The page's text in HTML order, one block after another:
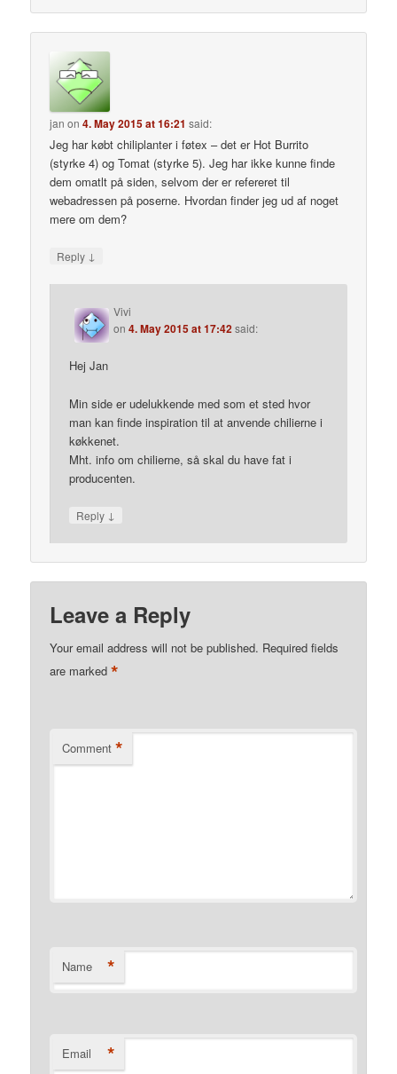
jan on4. May 2015 at 16:21 said:
Jeg har købt chiliplanter i føtex – det er Hot Burrito
(styrke 4) og Tomat (styrke 5). Jeg har ikke kunne finde
dem omatlt på siden, selvom der er refereret til
webadressen på poserne. Hvordan finder jeg ud af noget
mere om dem?
Reply ↓
Vivi
on4. May 2015 at 17:42said:
Hej Jan
Min side er udelukkende med som et sted hvor
man kan finde inspiration til at anvende chilierne i
køkkenet.
Mht. info om chilierne, så skal du have fat i
producenten.
Reply ↓
Leave a Reply
Your email address will not be published. Required fields
are marked*
Comment *
Name *
Email *